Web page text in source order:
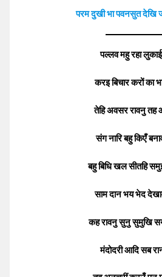
परम दुखी भा पवनसुत देखि
पल्लव महु रहा
करइ बिचार करों का
तेहि अवसर रावनु तह
संग नारि बहु किएँ
बहु बिधि खल सीतहि
साम दान भय भेद
कह रावनु सुनु सुमुखि
मंदोदरी आदि सब